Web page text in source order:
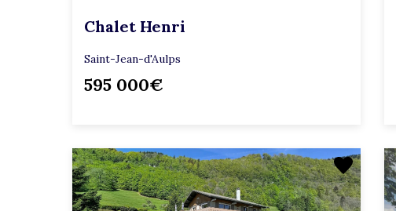
Chalet Henri
Saint-Jean-d'Aulps
595 000€